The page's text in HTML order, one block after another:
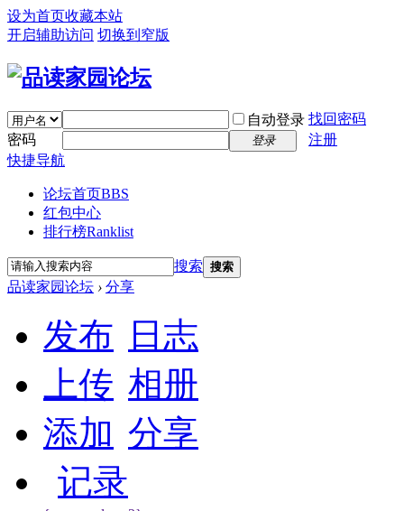
设为首页收藏本站
开启辅助访问 切换到窄版
自动登录 找回密码
密码
登录
注册
快捷导航
论坛首页BBS
红包中心
排行榜Ranklist
搜索 搜索
品读家园论坛 › 分享
发布
日志
上传 相册
添加 分享
记录